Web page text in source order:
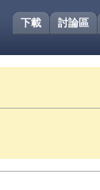
討論區
下載